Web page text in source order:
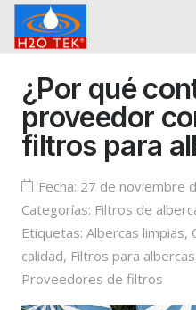
¿Por qué
proveedor
filtros para
Fecha: 27 de noviembre
Categorías: Filtros de
Etiquetas: Albercas limpias,
calidad, Filtros para albercas
Proveedores de filtros